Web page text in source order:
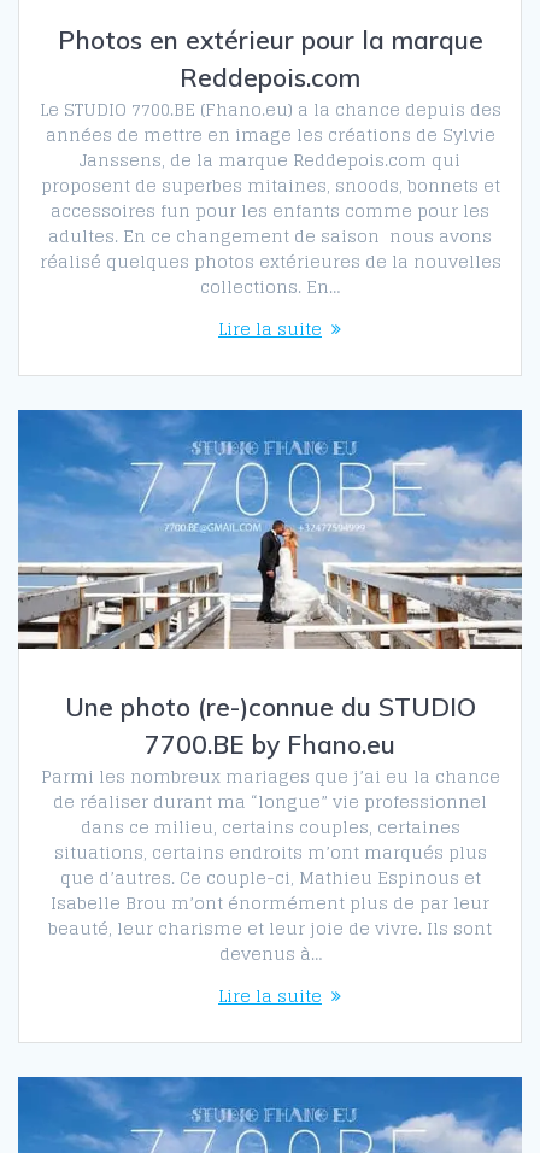
Photos en extérieur pour la marque
Reddepois.com
Le STUDIO 7700.BE (Fhano.eu) a la chance depuis des
années de mettre en image les créations de Sylvie
Janssens, de la marque Reddepois.com qui
proposent de superbes mitaines, snoods, bonnets et
accessoires fun pour les enfants comme pour les
adultes. En ce changement de saison nous avons
réalisé quelques photos extérieures de la nouvelles
collections. En…
Lire la suite
Une photo (re-)connue du STUDIO
7700.BE by Fhano.eu
Parmi les nombreux mariages que j’ai eu la chance
de réaliser durant ma “longue” vie professionnel
dans ce milieu, certains couples, certaines
situations, certains endroits m’ont marqués plus
que d’autres. Ce couple-ci, Mathieu Espinous et
Isabelle Brou m’ont énormément plus de par leur
beauté, leur charisme et leur joie de vivre. Ils sont
devenus à…
Lire la suite